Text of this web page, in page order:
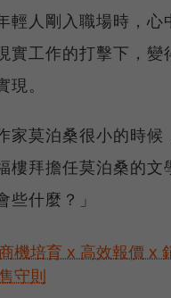
輕人剛入職場時，心
實工作的打擊下，
現。
家莫泊桑很小的時候
樓拜擔任莫泊桑的
些什麼？」
機培育 x 高效報價 x
守則